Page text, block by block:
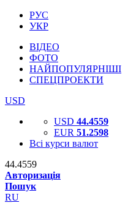
РУС
УКР
ВІДЕО
ФОТО
НАЙПОПУЛЯРНІШІ
СПЕЦПРОЕКТИ
USD
USD 44.4559
EUR 51.2598
Всі курси валют
44.4559
Авторизація
Пошук
RU